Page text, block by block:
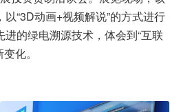
“3D动画+视频解说”的方式进行
的绿电溯源技术，体会到“互联
化。